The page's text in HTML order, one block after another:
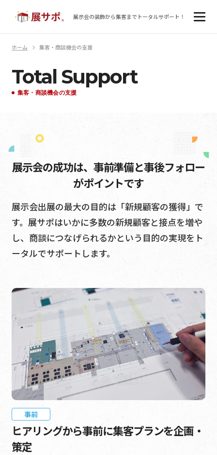
展示会の装飾から集客まで トータルサポート！
ホーム 集客・商談機会の支援
Total Support
集客・商談機会の支援
展示会の成功は、事前準備と事後フォロー
がポイントです
展示会出展の最大の目的は「新規顧客の獲得」で
す。展サポはいかに多数の新規顧客と接点を増や
し、商談につなげられるかという目的の実現をト
ータルでサポートします。
事前
ヒアリングから事前に集客プランを企画・
策定